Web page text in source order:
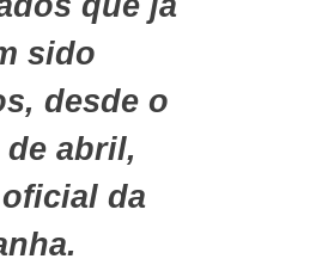
sido
desde o
de abril,
da